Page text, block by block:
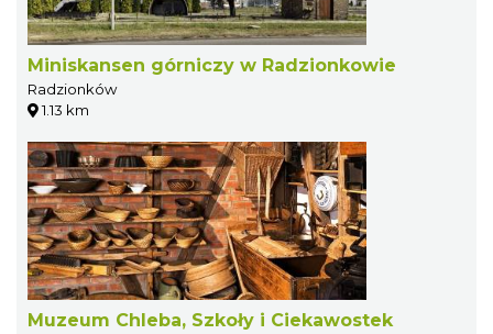
Miniskansen górniczy w Radzionkowie
Radzionków
1.13 km
Muzeum Chleba, Szkoły i Ciekawostek